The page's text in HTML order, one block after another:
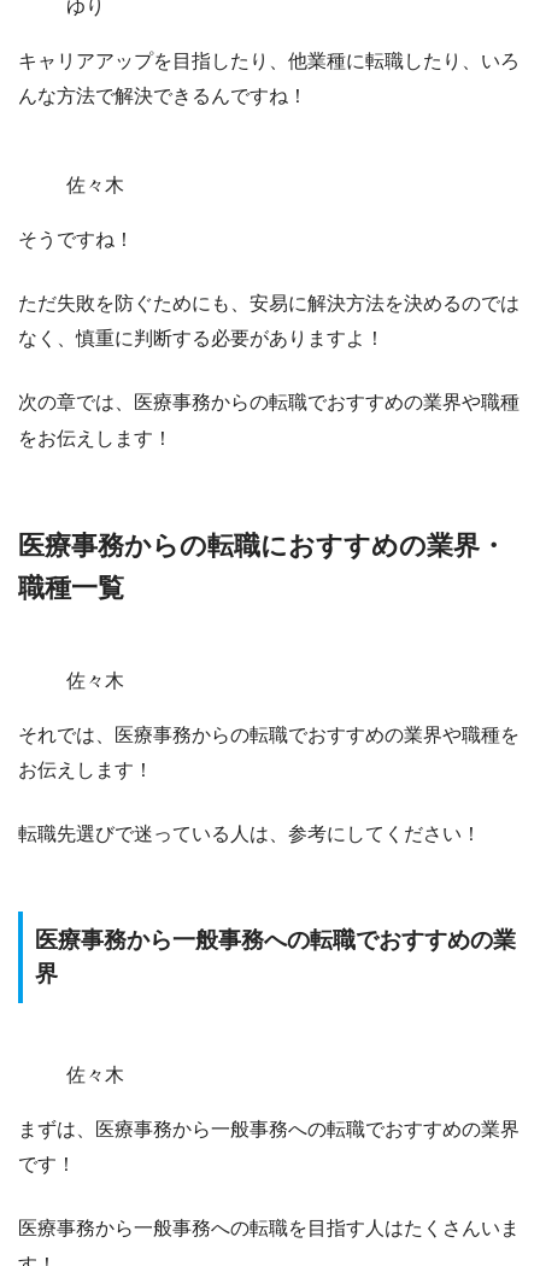
ゆり
キャリアアップを目指したり、他業種に転職したり、いろ
んな方法で解決できるんですね！
佐々木
そうですね！
ただ失敗を防ぐためにも、安易に解決方法を決めるのでは
なく、慎重に判断する必要がありますよ！
次の章では、医療事務からの転職でおすすめの業界や職種
をお伝えします！
医療事務からの転職におすすめの業界・
職種一覧
佐々木
それでは、医療事務からの転職でおすすめの業界や職種を
お伝えします！
転職先選びで迷っている人は、参考にしてください！
医療事務から一般事務への転職でおすすめの業
界
佐々木
まずは、医療事務から一般事務への転職でおすすめの業界
です！
医療事務から一般事務への転職を目指す人はたくさんいま